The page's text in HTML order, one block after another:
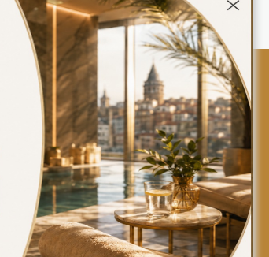
Policies Türkçe English